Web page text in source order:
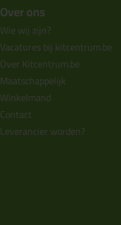
Over ons
Wie wij zijn?
Vacatures bij kitcentrum.be
Over Kitcentrum.be
Maatschappelijk
Winkelmand
Contact
Leverancier worden?